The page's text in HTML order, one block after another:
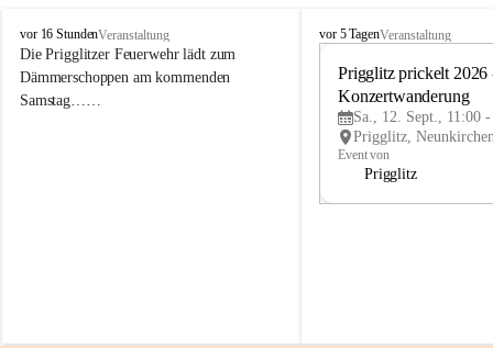
P
r
i
g
vor 16 StundenVeranstaltung
Die Prigglitzer Feuerwehr lädt zum
Dämmerschoppen am kommenden
Samstag……
P
vor 5 TagenVeranstaltung
Prigglitz prickelt 2026
Konzertwanderung
Sa., 12. Sept., 11:00
Event von
Prigglitz